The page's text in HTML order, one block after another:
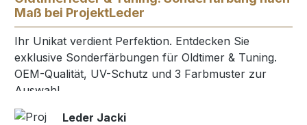
Maß bei ProjektLeder
Ihr Unikat verdient Perfektion. Entdecken Sie
exklusive Sonderfärbungen für Oldtimer & Tuning.
OEM-Qualität, UV-Schutz und 3 Farbmuster zur
Auswahl.
Leder Jacki